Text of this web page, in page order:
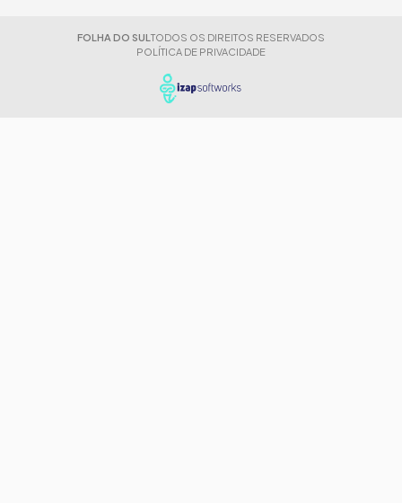
FOLHA DO SUL TODOS OS DIREITOS RESERVADOS
POLÍTICA DE PRIVACIDADE